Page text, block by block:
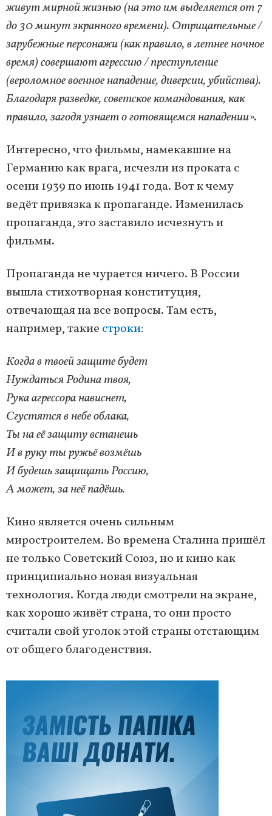
живут мирной жизнью (на это им выделяется от 7
до 30 минут экранного времени). Отрицательные /
зарубежные персонажи (как правило, в летнее ночное
время) совершают агрессию / преступление
(вероломное военное нападение, диверсии, убийства).
Благодаря разведке, советское командования, как
правило, загодя узнает о готовящемся нападении».
Интересно, что фильмы, намекавшие на
Германию как врага, исчезли из проката с
осени 1939 по июнь 1941 года. Вот к чему
ведёт привязка к пропаганде. Изменилась
пропаганда, это заставило исчезнуть и
фильмы.
Пропаганда не чурается ничего. В России
вышла стихотворная конституция,
отвечающая на все вопросы. Там есть,
например, такие строки:
Когда в твоей защите будет
Нуждаться Родина твоя,
Рука агрессора нависнет,
Сгустятся в небе облака,
Ты на её защиту встанешь
И в руку ты ружьё возмёшь
И будешь защищать Россию,
А может, за неё падёшь.
Кино является очень сильным
миростроителем. Во времена Сталина пришёл
не только Советский Союз, но и кино как
принципиально новая визуальная
технология. Когда люди смотрели на экране,
как хорошо живёт страна, то они просто
считали свой уголок этой страны отстающим
от общего благоденствия.